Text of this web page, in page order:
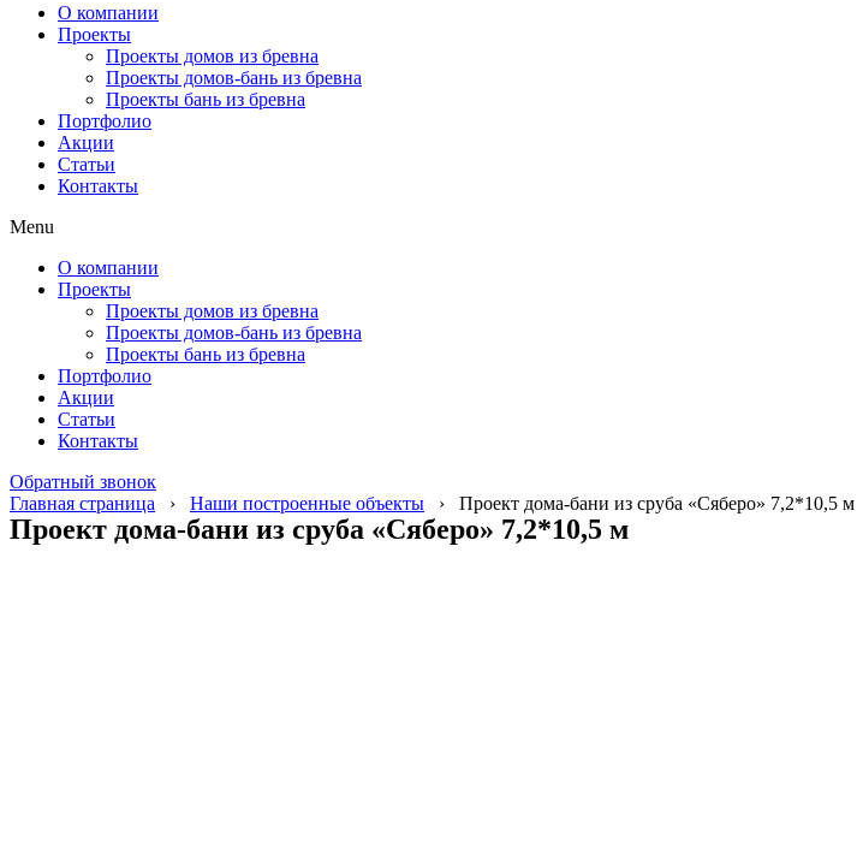
О компании
Проекты
Проекты домов из бревна
Проекты домов-бань из бревна
Проекты бань из бревна
Портфолио
Акции
Статьи
Контакты
Menu
О компании
Проекты
Проекты домов из бревна
Проекты домов-бань из бревна
Проекты бань из бревна
Портфолио
Акции
Статьи
Контакты
Обратный звонок
Главная страница › Наши построенные объекты › Проект дома-бани из сруба «Сяберо» 7,2*10,5 м
Проект дома-бани из сруба «Сяберо» 7,2*10,5 м